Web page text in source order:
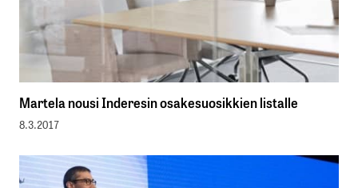
Martela nousi Inderesin osakesuosikkien listalle
8.3.2017